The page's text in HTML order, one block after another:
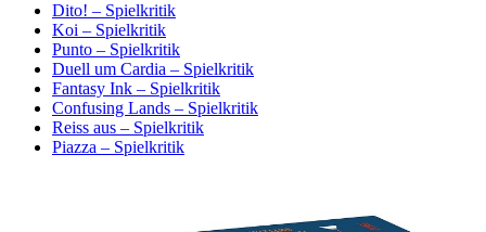
Dito! – Spielkritik
Koi – Spielkritik
Punto – Spielkritik
Duell um Cardia – Spielkritik
Fantasy Ink – Spielkritik
Confusing Lands – Spielkritik
Reiss aus – Spielkritik
Piazza – Spielkritik